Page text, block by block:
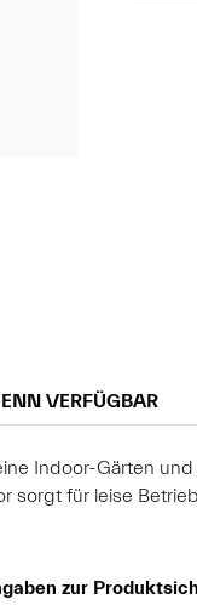
VERFÜGBAR
Indoor-Gärten
sorgt für leise
zur